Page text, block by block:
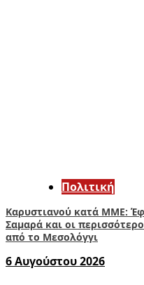
Πολιτική
Καρυστιανού κατά ΜΜΕ:
Σαμαρά και οι
από το Μεσολόγγι
6 Αυγούστου 2026